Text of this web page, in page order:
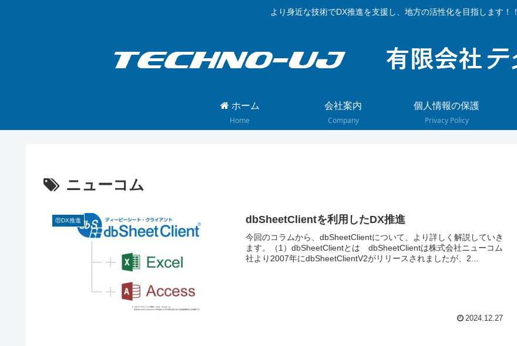
より身近な技術でDX推進を支援し、地方の活性化を目指します！！
ホーム
Home
会社案内
Company
個人情報の保護
Privacy Policy
ニューコム
⑪DX推進 dbSheetClientを利用したDX推進
今回のコラムから、dbSheetClientについて、より詳しく解説していき
ます。（1）dbSheetClientとは dbSheetClientは株式会社ニューコム
社より2007年にdbSheetClientV2がリリースされましたが、2...
2024.12.27